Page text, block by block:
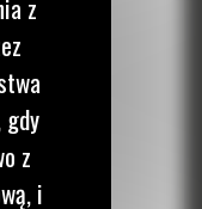
z
gdy
z
i